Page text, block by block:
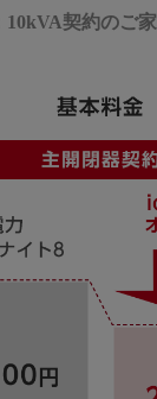
10kVA契約のご